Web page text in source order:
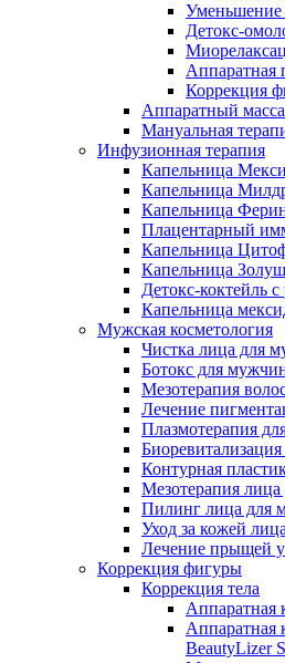
Детокс-
Аппаратная
Коррекция
Аппаратный
Мануальная
Инфузионная терапия
Капельница
Капельница
Капельница
Плацентарный
Капельница
Капельница
Детокс-коктейль
Капельница
Мужская косметология
Чистка лица для
Ботокс для
Мезотерапия
Лечение
Плазмотерапия
Контурная
Мезотерапия
Пилинг лица для
Уход за кожей
Лечение прыщей
Коррекция фигуры
Коррекция тела
Аппаратная
Аппаратная
BeautyLizer